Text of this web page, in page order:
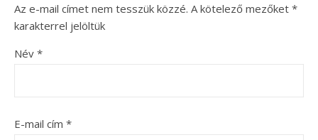
Az e-mail címet nem tesszük közzé. A kötelező mezőket *
karakterrel jelöltük
Név *
E-mail cím *